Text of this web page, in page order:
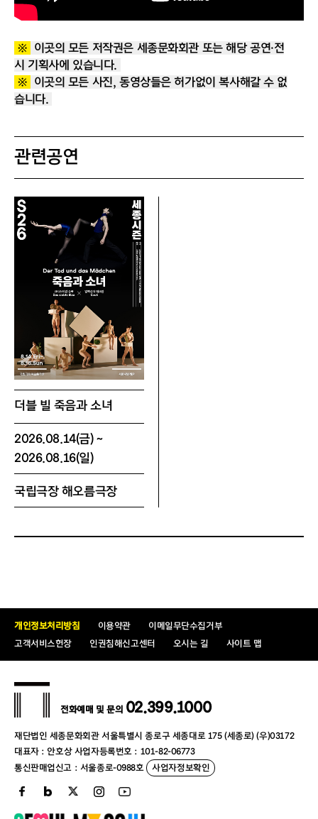
- 본 프로그램은 대극장 계단, VIP룸 등 대극장 곳
곳을 스태프의 안내에 따라 직접 돌아다니며, 각
공간별 악기를 라이브로 감상하는 프로그램입니
다.
5. 관람 유의 사항
- 본 프로그램은 연주곡별로 각기 다른 공간으로
이동하여 음악을 듣는 구성입니다.
- 공연이 시작된 후에는 타 좌석으로 이동하실 수
없습니다.
- 사전 협의되지 않은 사진 촬영, 영상 녹화, 녹음은
엄격히 금지됩니다. (저작권 보호를 위해 공연 전·
후에만 촬영 가능한 점 양해 부탁드립니다.)
- 공연 중 퇴장 시, 재입장을 위해 대기 시간이 발생
6. 소지품 및 물품 보관 안내
- 타인의 관람에 방해되는 소지품은 반입하실 수
없으며, 반드시 물품보관소에 맡긴 후 입장해 주십
시오.
- 대극장 2층 물품보관소는 공간이 협소하오니 소
지품을 최대한 간소화해 주시기 바랍니다. (부피가
큰 물품은 보관이 어려울 수 있습니다.)
※ 이곳의 모든 저작권은 세종문화회관 또는 해당 공연·전
시 기획사에 있습니다.
※ 이곳의 모든 사진, 동영상들은 허가없이 복사해갈 수 없
습니다.
관련공연
더블 빌 죽음과 소녀
2026.08.14(금) ~
2026.08.16(일)
국립극장 해오름극장
개인정보처리방침 이용약관
이메일무단수집거부
고객서비스헌장
인권침해신고센터 오시는 길 사이트 맵
재단법인 세종문화회관 서울특별시 종로구 세종대로 175 (세종로) (우)03172
대표자 : 안호상 사업자등록번호 : 101-82-06773
통신판매업신고 : 서울종로-0988호 사업자정보확인
전화예매 및 문의 02.399.1000